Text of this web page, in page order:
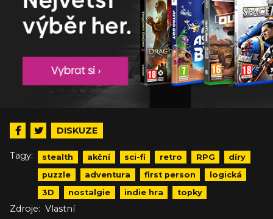
DISKUZE
Tagy: stealth akční sci-fi retro RPG
díry
puzzle
adventura first person
logická
3D
nostalgie indie hra topky
Zdroje: Vlastní